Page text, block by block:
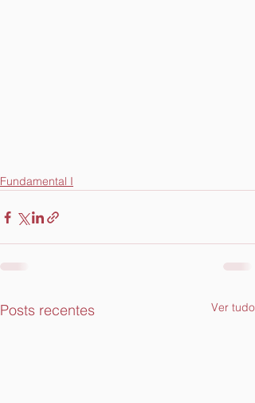
Fundamental I
Posts recentes Ver tudo